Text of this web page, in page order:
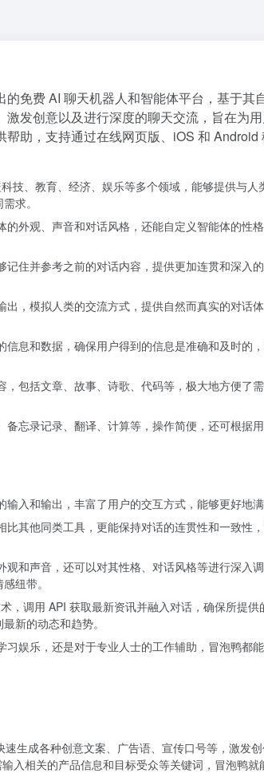
免费 AI 聊天机器人和智能体平台，基于其
发创意以及进行深度的聊天交流，旨在为
助，支持通过在线网页版、iOS 和 Android
技、教育、经济、娱乐等多个领域，能够提供与人
求。
的外观、声音和对话风格，还能自定义智能体的性
住并参考之前的对话内容，提供更加连贯和深入
出，模拟人类的交流方式，提供自然而真实的对话
信息和数据，确保用户得到的信息是准确和及时的
，包括文章、故事、诗歌、代码等，极大地方便了
忘录记录、翻译、计算等，操作简便，还可根据
输入和输出，丰富了用户的交互方式，能够更好地
比其他同类工具，更能保持对话的连贯性和一致性
观和声音，还可以对其性格、对话风格等进行深入
纽带。
，调用 API 获取最新资讯并融入对话，确保所提
新的动态和趋势。
习娱乐，还是对于专业人士的工作辅助，冒泡鸭都
速生成各种创意文案、广告语、宣传口号等，激发
入相关的产品信息和目标受众等关键词，冒泡鸭